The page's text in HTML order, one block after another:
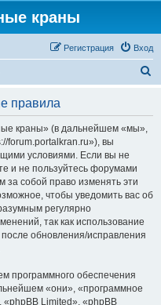
краны
Вход
Регистрация
правила
краны» (в дальнейшем «мы»,
forum.portalkran.ru»), вы
условиями. Если вы не
и не пользуйтесь форумами
собой право изменять эти
чтобы уведомить вас об
регулярно
так как использование
обновления/исправления
программного обеспечения
«они», «программное
«phpBB Limited», «phpBB